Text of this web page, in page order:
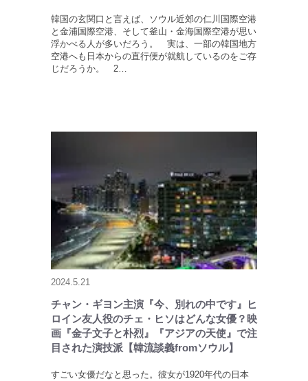
韓国の玄関口と言えば、ソウル近郊の仁川国際空港
と金浦国際空港、そして釜山・金海国際空港が思い
浮かべる人が多いだろう。 実は、一部の韓国地方
空港へも日本からの直行便が就航しているのをご存
じだろうか。 2…
2024.5.21
チャン・ギヨン主演『今、別れの中です』ヒ
ロイン友人役のチェ・ヒソはどんな女優？映
画『金子文子と朴烈』『アジアの天使』で注
目された演技派【韓流談義fromソウル】
すごい女優だなと思った。彼女が1920年代の日本